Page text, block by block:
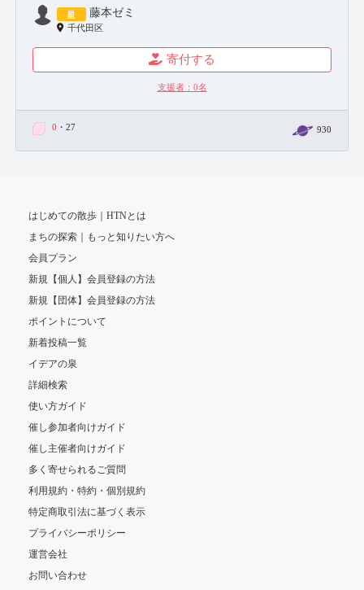
藤本ゼミ
千代田区
寄付する
支援者： 0名
0 ・27 930
はじめての散歩｜HTNとは
まちの探索｜もっと知りたい方へ
会員プラン
新規【個人】会員登録の方法
新規【団体】会員登録の方法
ポイントについて
新着投稿一覧
イデアの泉
詳細検索
使い方ガイド
催し参加者向けガイド
催し主催者向けガイド
多く寄せられるご質問
利用規約・特約・個別規約
特定商取引法に基づく表示
プライバシーポリシー
運営会社
お問い合わせ